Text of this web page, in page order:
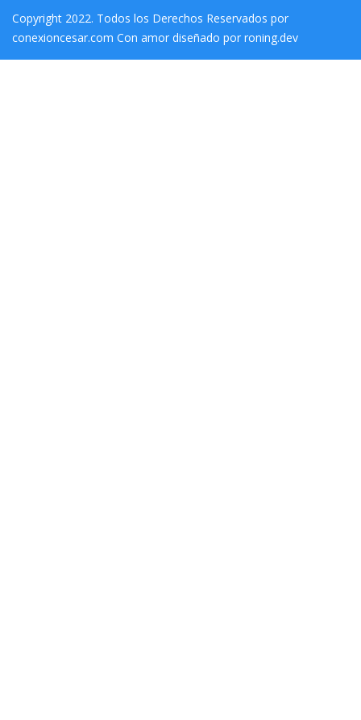
conexioncesar.com Con amor diseñado por roning.dev